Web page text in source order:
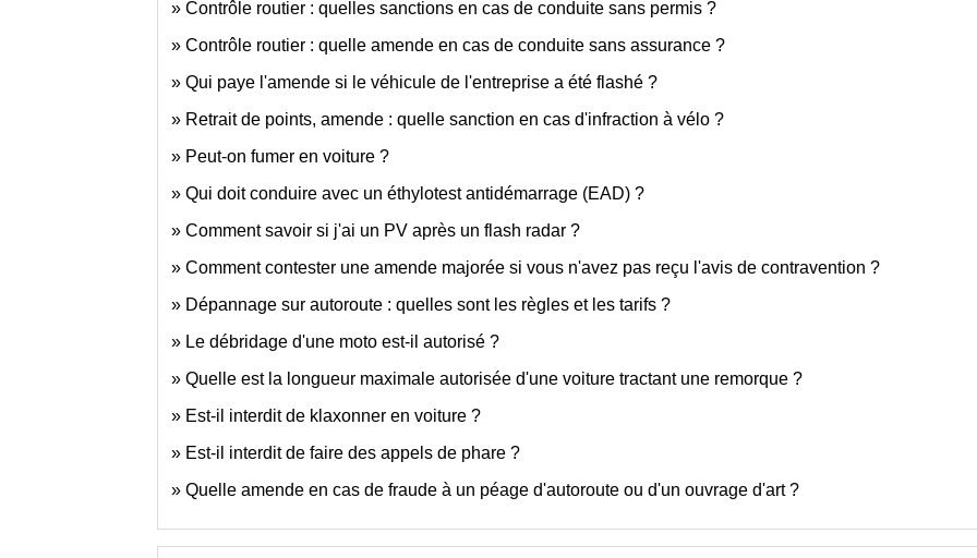
Contrôle routier : quelles sanctions en cas de conduite sans permis ?
Contrôle routier : quelle amende en cas de conduite sans assurance ?
Qui paye l'amende si le véhicule de l'entreprise a été flashé ?
Retrait de points, amende : quelle sanction en cas d'infraction à vélo ?
Peut-on fumer en voiture ?
Qui doit conduire avec un éthylotest antidémarrage (EAD) ?
Comment savoir si j'ai un PV après un flash radar ?
Comment contester une amende majorée si vous n'avez pas reçu l'avis de contravention ?
Dépannage sur autoroute : quelles sont les règles et les tarifs ?
Le débridage d'une moto est-il autorisé ?
Quelle est la longueur maximale autorisée d'une voiture tractant une remorque ?
Est-il interdit de klaxonner en voiture ?
Est-il interdit de faire des appels de phare ?
Quelle amende en cas de fraude à un péage d'autoroute ou d'un ouvrage d'art ?